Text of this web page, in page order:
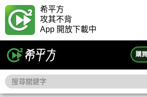
希平方
攻其不背
App 開放下載中
購